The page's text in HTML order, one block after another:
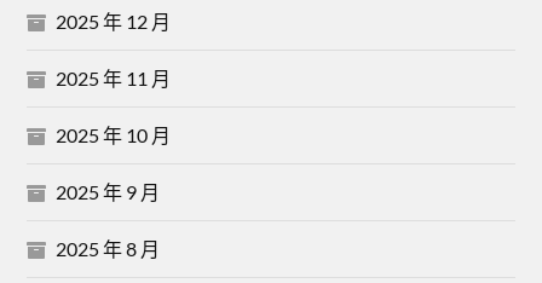
2025 年 12 月
2025 年 11 月
2025 年 10 月
2025 年 9 月
2025 年 8 月